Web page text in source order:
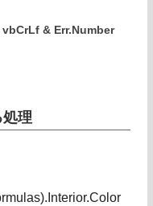
& Err.Number
理